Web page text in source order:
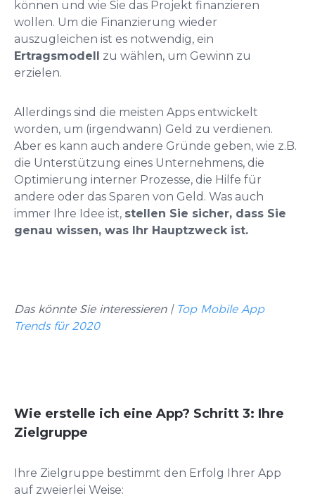
können und wie Sie das Projekt finanzieren
wollen. Um die Finanzierung wieder
auszugleichen ist es notwendig, ein
Ertragsmodell
zu wählen, um Gewinn zu
erzielen.
Allerdings sind die meisten Apps entwickelt
worden, um (irgendwann) Geld zu verdienen.
Aber es kann auch andere Gründe geben, wie z.B.
die Unterstützung eines Unternehmens, die
Optimierung interner Prozesse, die Hilfe für
andere oder das Sparen von Geld. Was auch
immer Ihre Idee ist, stellen Sie sicher, dass Sie
genau wissen, was Ihr Hauptzweck ist.
Das könnte Sie interessieren |Top Mobile App
Trends für 2020
Wie erstelle ich eine App? Schritt 3: Ihre
Zielgruppe
Ihre Zielgruppe bestimmt den Erfolg Ihrer App
auf zweierlei Weise: